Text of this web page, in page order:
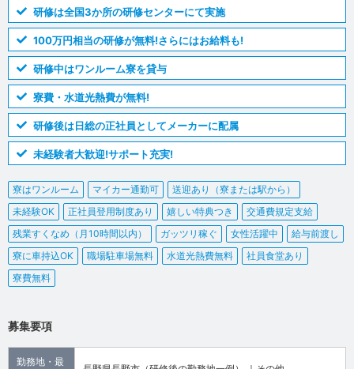
研修は全国3か所の研修センターにて実施
100万円相当の研修が無料!さらにはお給料も!
研修中はワンルーム寮を貸与
寮費・水道光熱費が無料!
研修後は日総の正社員としてメーカーに配属
未経験者大歓迎!サポート充実!
寮はワンルーム マイカー通勤可
送迎あり（寮または駅から）
未経験OK
正社員登用制度あり 嬉しい特典つき
交通費規定支給
残業すくなめ（月10時間以内）
ガッツリ稼ぐ 女性活躍中
給与前渡し
寮に車持込OK
職場駐車場無料 水道光熱費無料
社員食堂あり
寮費無料
募集要項
勤務地・最